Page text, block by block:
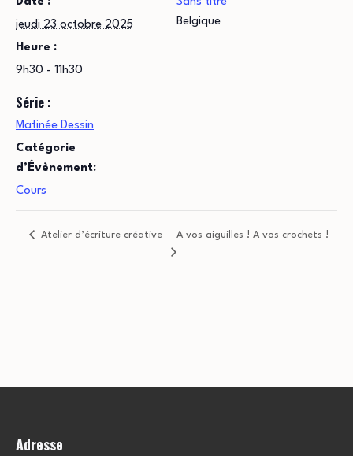
jeudi 23 octobre 2025
Heure :
9h30 - 11h30
Série :
Matinée Dessin
Catégorie
d’Évènement:
Cours
Belgique
Atelier d’écriture créative A vos aiguilles ! A vos crochets !
Adresse